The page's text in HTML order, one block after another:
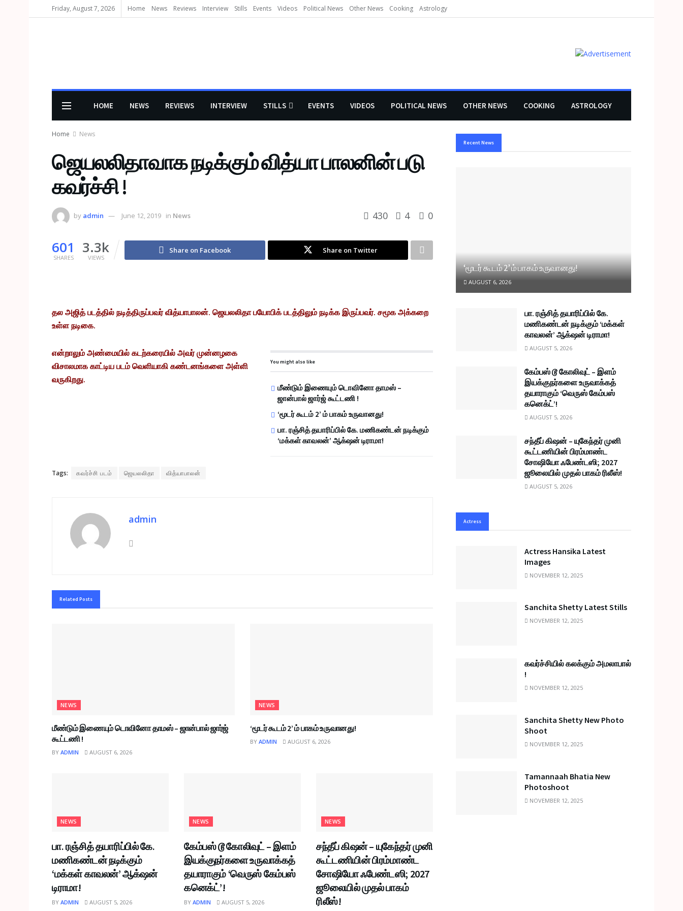
Friday, August 7, 2026 Home News Reviews Interview Stills Events Videos Political News Other News Cooking Astrology
HOME NEWS REVIEWS INTERVIEW STILLS EVENTS VIDEOS POLITICAL NEWS OTHER NEWS COOKING ASTROLOGY
Home News
ஜெயலலிதாவாக நடிக்கும் வித்யா பாலனின் படு
கவர்ச்சி !
by admin June 12, 2019 in News 430 4 0
601
SHARES
3.3k
VIEWS
Share on Facebook Share on Twitter
தல அஜித் படத்தில் நடித்திருப்பவர் வித்யாபாலன். ஜெயலலிதா பயோபிக் படத்திலும் நடிக்க இருப்பவர். சமூக அக்கறை
உள்ள நடிகை.
You might also like
மீண்டும் இணையும் டொவினோ தாமஸ் –
ஜான்பால் ஜார்ஜ் கூட்டணி !
‘மூடர் கூடம் 2’ ம் பாகம் உருவானது!
பா. ரஞ்சித் தயாரிப்பில் கே. மணிகண்டன் நடிக்கும்
‘மக்கள் காவலன்’ ஆக்‌ஷன் டிராமா!
என்றாலும் அண்மையில் கடற்கரையில் அவர் முன்னழகை
விசாலமாக காட்டிய படம் வெளியாகி கண்டனங்களை அள்ளி
வருகிறது.
Tags: கவர்ச்சி படம் ஜெயலலிதா வித்யாபாலன்
admin
Related Posts
NEWS
மீண்டும் இணையும் டொவினோ தாமஸ் – ஜான்பால் ஜார்ஜ்
கூட்டணி !
BY ADMIN AUGUST 6, 2026
NEWS
‘மூடர் கூடம் 2’ ம் பாகம் உருவானது!
BY ADMIN AUGUST 6, 2026
NEWS
பா. ரஞ்சித் தயாரிப்பில் கே.
மணிகண்டன் நடிக்கும்
‘மக்கள் காவலன்’ ஆக்‌ஷன்
டிராமா!
BY ADMIN AUGUST 5, 2026
NEWS
கேம்பஸ் டூ கோலிவுட் – இளம்
இயக்குநர்களை உருவாக்கத்
தயாராகும் ‘வெருஸ் கேம்பஸ்
கனெக்ட்’!
BY ADMIN AUGUST 5, 2026
NEWS
சந்தீப் கிஷன் – யுகேந்தர் முனி
கூட்டணியின் பிரம்மாண்ட
சோஷியோ ஃபேண்டஸி; 2027
ஜூலையில் முதல் பாகம்
ரிலீஸ்!
Recent News
‘மூடர் கூடம் 2’ ம் பாகம் உருவானது!
AUGUST 6, 2026
பா. ரஞ்சித் தயாரிப்பில் கே.
மணிகண்டன் நடிக்கும் ‘மக்கள்
காவலன்’ ஆக்‌ஷன் டிராமா!
AUGUST 5, 2026
கேம்பஸ் டூ கோலிவுட் – இளம்
இயக்குநர்களை உருவாக்கத்
தயாராகும் ‘வெருஸ் கேம்பஸ்
கனெக்ட்’!
AUGUST 5, 2026
சந்தீப் கிஷன் – யுகேந்தர் முனி
கூட்டணியின் பிரம்மாண்ட
சோஷியோ ஃபேண்டஸி; 2027
ஜூலையில் முதல் பாகம் ரிலீஸ்!
AUGUST 5, 2026
Actress
Actress Hansika Latest
Images
NOVEMBER 12, 2025
Sanchita Shetty Latest Stills
NOVEMBER 12, 2025
கவர்ச்சியில் கலக்கும் அமலாபால்
!
NOVEMBER 12, 2025
Sanchita Shetty New Photo
Shoot
NOVEMBER 12, 2025
Tamannaah Bhatia New
Photoshoot
NOVEMBER 12, 2025